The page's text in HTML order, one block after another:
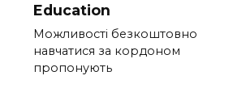
Education
Можливості безкоштовно
навчатися за кордоном
пропонують